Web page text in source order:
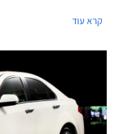
בפלח המשפחתיות הגדולות.
קרא עוד